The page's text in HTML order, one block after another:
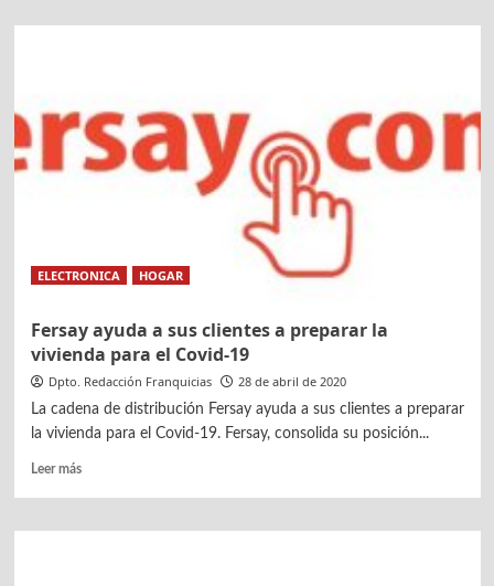
Sqrups!
la
normalidad
en
ELECTRONICA HOGAR
Fersay ayuda a sus clientes a preparar la
vivienda para el Covid-19
Dpto. Redacción Franquicias 28 de abril de 2020
La cadena de distribución Fersay ayuda a sus clientes a preparar
la vivienda para el Covid-19. Fersay, consolida su posición...
Leer másLeer
Fersay